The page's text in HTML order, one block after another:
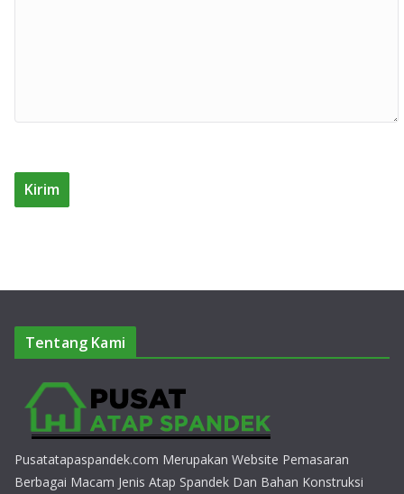
Tentang Kami
Pusatatapaspandek.com Merupakan Website Pemasaran
Berbagai Macam Jenis Atap Spandek Dan Bahan Konstruksi